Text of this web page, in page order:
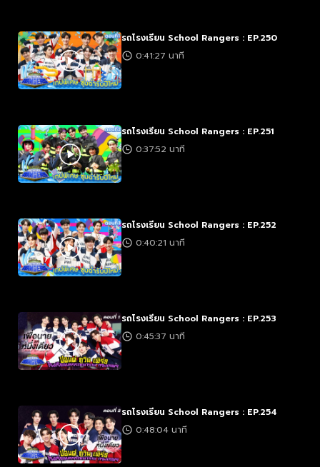
รถโรงเรียน School Rangers : EP.250
0:41:27 นาที
รถโรงเรียน School Rangers : EP.251
0:37:52 นาที
รถโรงเรียน School Rangers : EP.252
0:40:21 นาที
รถโรงเรียน School Rangers : EP.253
0:45:37 นาที
รถโรงเรียน School Rangers : EP.254
0:48:04 นาที